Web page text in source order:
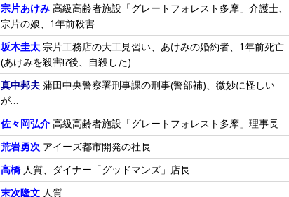
宗片あけみ 高級高齢者施設「グレートフォレスト多摩」介護士、
宗片の娘、1年前殺害
坂木圭太 宗片工務店の大工見習い、あけみの婚約者、1年前死亡
(あけみを殺害!?後、自殺した)
真中邦夫 蒲田中央警察署刑事課の刑事(警部補)、微妙に怪しい
が…
佐々岡弘介 高級高齢者施設「グレートフォレスト多摩」理事長
荒岩勇次 アイーズ都市開発の社長
高橋 人質、ダイナー「グッドマンズ」店長
末次隆文 人質